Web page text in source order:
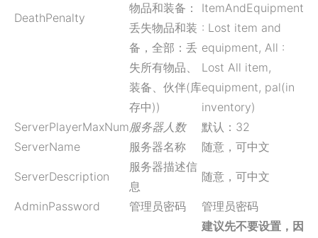
DeathPenalty
物品和装备：
丢失物品和装
备，全部：丢
失所有物品、
装备、伙伴(库
存中))
ItemAndEquipment
: Lost item and
equipment, All :
Lost All item,
equipment, pal(in
inventory)
ServerPlayerMaxNum服务器人数
默认：32
ServerName
服务器名称 随意，可中文
ServerDescription
服务器描述信
息
随意，可中文
AdminPassword 管理员密码 管理员密码
建议先不要设置，因